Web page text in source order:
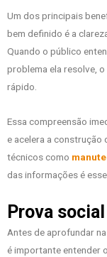
Um dos principais
bem definido é a
Quando o público
problema ela resolve,
rápido.
Essa compreensão
e acelera a construção
técnicos como
das informações é
Prova
Antes de aprofundar
é importante entender